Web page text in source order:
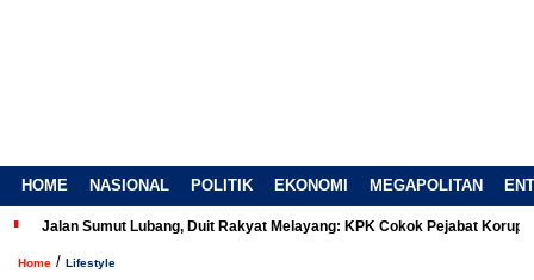
HOME NASIONAL POLITIK EKONOMI MEGAPOLITAN
Jalan Sumut Lubang, Duit Rakyat Melayang: KPK Cokok Pejabat Korup
Home / Lifestyle